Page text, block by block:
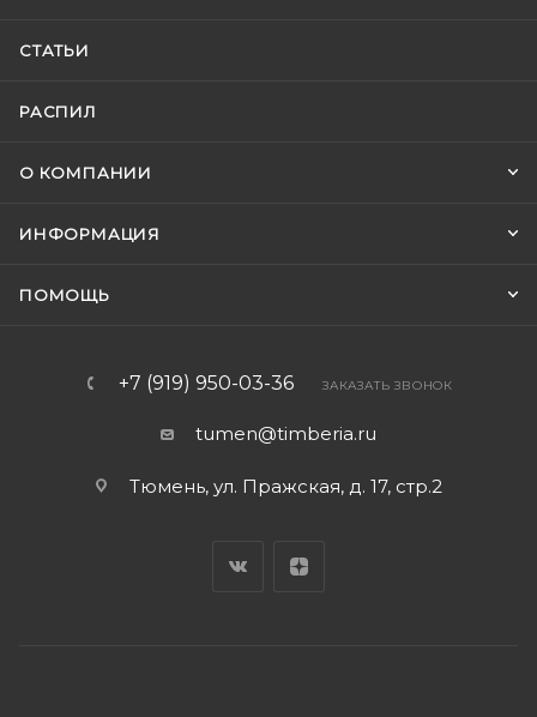
СТАТЬИ
РАСПИЛ
О КОМПАНИИ
ИНФОРМАЦИЯ
ПОМОЩЬ
+7 (919) 950-03-36 ЗАКАЗАТЬ ЗВОНОК
tumen@timberia.ru
Тюмень, ул. Пражская, д. 17, стр.2